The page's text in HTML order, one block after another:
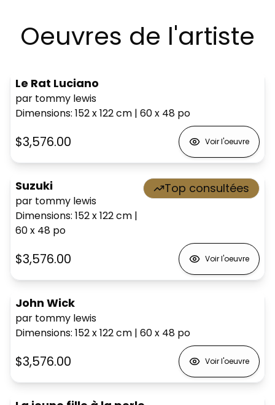
Oeuvres de l'artiste
Le Rat Luciano
par tommy lewis
Dimensions: 152 x 122cm | 60 x 48 po
$3,576.00 Voir l'oeuvre
Suzuki
par tommy lewis
Dimensions: 152 x 122cm |
60 x 48 po
Top consultées
$3,576.00 Voir l'oeuvre
John Wick
par tommy lewis
Dimensions: 152 x 122cm | 60 x 48 po
$3,576.00 Voir l'oeuvre